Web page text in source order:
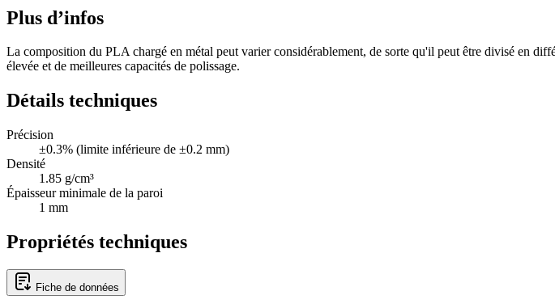
Plus d’infos
La composition du PLA chargé en métal peut varier considérablement, de sorte qu'il peut être divisé en
élevée et de meilleures capacités de polissage.
Détails techniques
Précision
±0.3% (limite inférieure de ±0.2 mm)
Densité
1.85 g/cm³
Épaisseur minimale de la paroi
1 mm
Propriétés techniques
Fiche de données